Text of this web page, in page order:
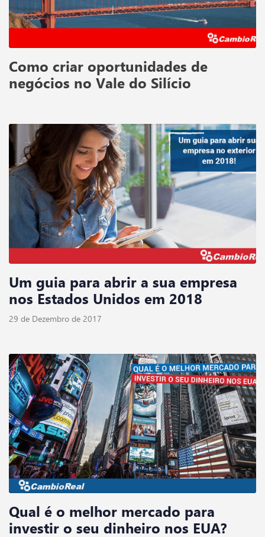
Como criar oportunidades de
negócios no Vale do Silício
Um guia para abrir a sua empresa
nos Estados Unidos em 2018
29 de Dezembro de 2017
Qual é o melhor mercado para
investir o seu dinheiro nos EUA?